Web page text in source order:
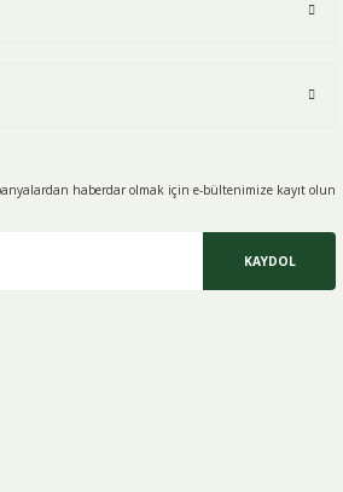
haberdar olmak için e-bültenimize kayıt olun
KAYDOL